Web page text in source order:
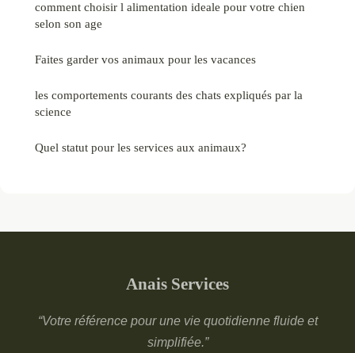
comment choisir l alimentation ideale pour votre chien
selon son age
Faites garder vos animaux pour les vacances
les comportements courants des chats expliqués par la
science
Quel statut pour les services aux animaux?
Anais Services
“Votre référence pour une vie quotidienne fluide et
simplifiée.”